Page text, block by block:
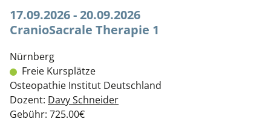
17.09.2026 - 20.09.2026
CranioSacrale Therapie 1
Nürnberg
Freie Kursplätze
Osteopathie Institut Deutschland
Dozent: Davy Schneider
Gebühr: 725.00€